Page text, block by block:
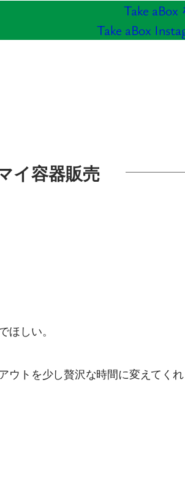
Take aBox
Take aBox
イ容器販売
しい。
トを少し贅沢な時間に変えてく